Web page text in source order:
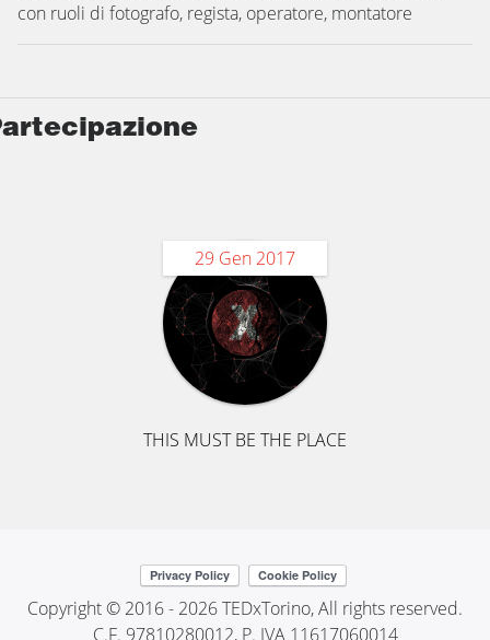
con ruoli di fotografo, regista, operatore, montatore
29 Gen 2017
THIS MUST BE THE PLACE
Copyright © 2016 - 2026 TEDxTorino, All rights reserved.
C.F. 97810280012, P. IVA 11617060014